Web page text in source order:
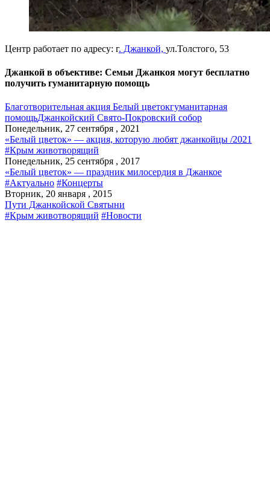
Центр работает по адресу: г. Джанкой, ул.Толстого, 53
Джанкой в объективе: Семьи Джанкоя могут бесплатно
получить гуманитарную помощь
Благотворительная акция Белый цветокгуманитарная
помощьДжанкойский Свято-Покровский собор
Понедельник, 27 сентября , 2021
«Белый цветок» — акция, которую любят джанкойцы /2021
#Крым животворящий
Понедельник, 25 сентября , 2017
«Белый цветок» — праздник милосердия в Джанкое
#Актуально #Концерты
Вторник, 20 января , 2015
Пути Джанкойской Святыни
#Крым животворящий #Новости